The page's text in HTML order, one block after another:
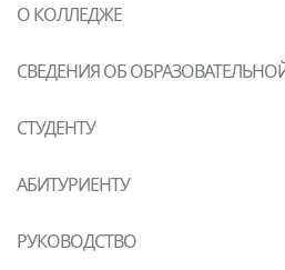
О КОЛЛЕДЖЕ
СВЕДЕНИЯ ОБ
СТУДЕНТУ
АБИТУРИЕНТУ
РУКОВОДСТВО